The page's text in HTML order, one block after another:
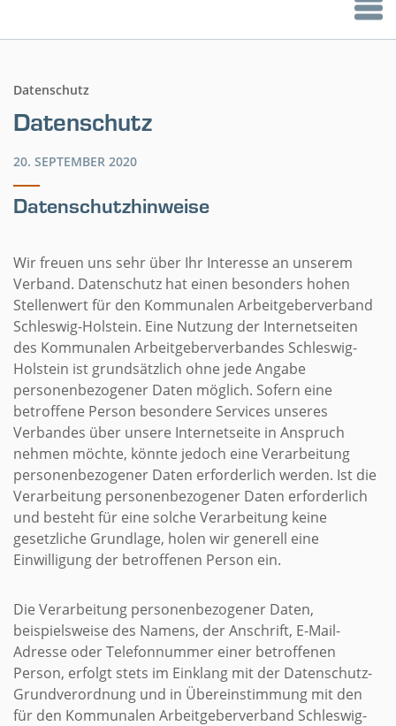
Datenschutz
Datenschutz
20. SEPTEMBER 2020
Datenschutzhinweise
Wir freuen uns sehr über Ihr Interesse an unserem
Verband. Datenschutz hat einen besonders hohen
Stellenwert für den Kommunalen Arbeitgeberverband
Schleswig-Holstein. Eine Nutzung der Internetseiten
des Kommunalen Arbeitgeberverbandes Schleswig-
Holstein ist grundsätzlich ohne jede Angabe
personenbezogener Daten möglich. Sofern eine
betroffene Person besondere Services unseres
Verbandes über unsere Internetseite in Anspruch
nehmen möchte, könnte jedoch eine Verarbeitung
personenbezogener Daten erforderlich werden. Ist die
Verarbeitung personenbezogener Daten erforderlich
und besteht für eine solche Verarbeitung keine
gesetzliche Grundlage, holen wir generell eine
Einwilligung der betroffenen Person ein.
Die Verarbeitung personenbezogener Daten,
beispielsweise des Namens, der Anschrift, E-Mail-
Adresse oder Telefonnummer einer betroffenen
Person, erfolgt stets im Einklang mit der Datenschutz-
Grundverordnung und in Übereinstimmung mit den
für den Kommunalen Arbeitgeberverband Schleswig-